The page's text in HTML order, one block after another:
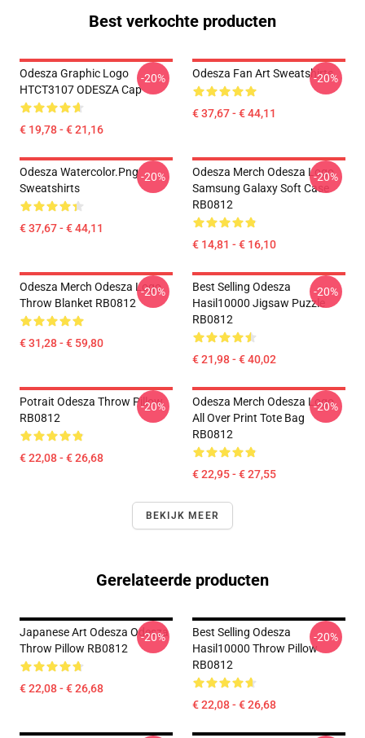
Best verkochte producten
Odesza Graphic Logo
HTCT3107 ODESZA Cap
€ 19,78 - € 21,16
-20% Odesza Fan Art Sweatshirts
€ 37,67 - € 44,11
-20%
Odesza Watercolor.png
Sweatshirts
€ 37,67 - € 44,11
-20%
Odesza Merch Odesza Logo
Samsung Galaxy Soft Case
RB0812
€ 14,81 - € 16,10
-20%
Odesza Merch Odesza Logo
Throw Blanket RB0812
€ 31,28 - € 59,80
-20%
Best Selling Odesza
Hasil10000 Jigsaw Puzzle
RB0812
€ 21,98 - € 40,02
-20%
Potrait Odesza Throw Pillow
RB0812
€ 22,08 - € 26,68
-20%
Odesza Merch Odesza Logo
All Over Print Tote Bag
RB0812
€ 22,95 - € 27,55
-20%
BEKIJK MEER
Gerelateerde producten
Japanese Art Odesza Odesza
Throw Pillow RB0812
€ 22,08 - € 26,68
-20%
Best Selling Odesza
Hasil10000 Throw Pillow
RB0812
€ 22,08 - € 26,68
-20%